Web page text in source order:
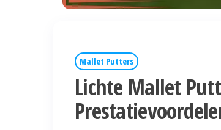
Mallet Putters
Lichte Mallet